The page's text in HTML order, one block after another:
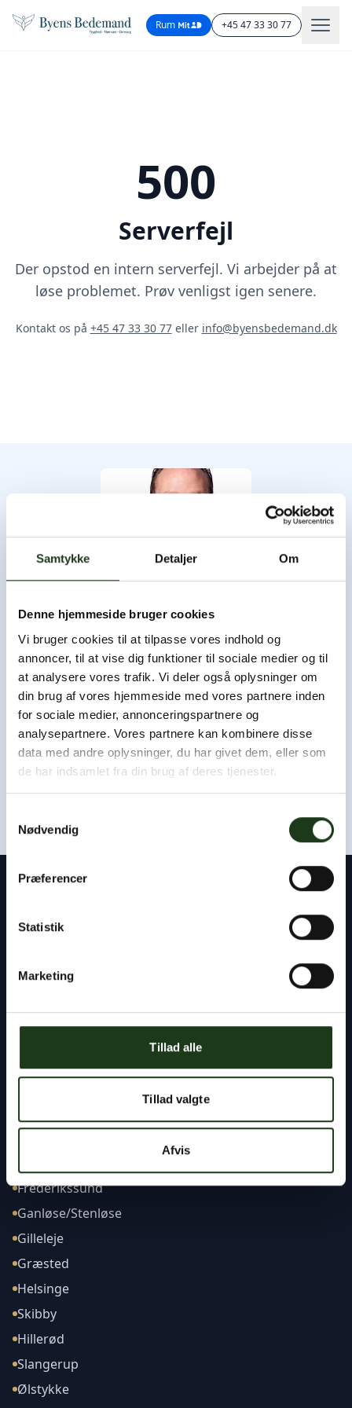
Samtykke Detaljer Om
Denne hjemmeside bruger cookies
Vi bruger cookies til at tilpasse vores indhold og
annoncer, til at vise dig funktioner til sociale medier og til
at analysere vores trafik. Vi deler også oplysninger om
din brug af vores hjemmeside med vores partnere inden
for sociale medier, annonceringspartnere og
analysepartnere. Vores partnere kan kombinere disse
data med andre oplysninger, du har givet dem, eller som
de har indsamlet fra din brug af deres tjenester.
Nødvendig
Præferencer
Statistik
Marketing
Tillad alle
Tillad valgte
Afvis
Rum +45 47 33 30 77
500
Serverfejl
Der opstod en intern serverfejl. Vi arbejder på at
løse problemet. Prøv venligst igen senere.
Kontakt os på +45 47 33 30 77eller info@byensbedemand.dk
Byens Bedemand
Byens Bedemand har åbent hele døgnet, og du er altid
velkommen til at ringe og høre nærmere.
Som udgangspunkt kan vi være hos jer eller i afdødes
hjem inden for få timer.
Kontakt os døgnet rundt
Tlf:+45 47 33 30 77
Frederikssund
Ganløse/Stenløse
Gilleleje
Græsted
Helsinge
Skibby
Hillerød
Slangerup
Ølstykke